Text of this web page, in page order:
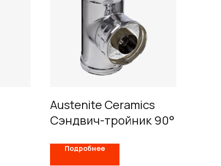
Austenite Ceramics
Сэндвич-тройник 90°
Подробнее